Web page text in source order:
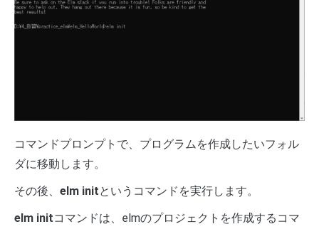
コマンドプロンプトで、プログラムを作成したいフォル
ダに移動します。
その後、 elm initというコマンドを実行します。
elm initコマンドは、elmのプロジェクトを作成するコマ